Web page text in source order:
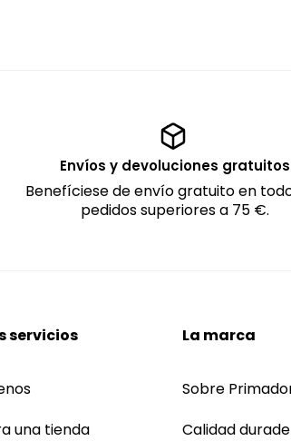
Envíos y devoluciones gratuitos
Benefíciese de envío gratuito en
pedidos superiores a 75 €.
servicios
una tienda
La marca
Sobre
Calidad